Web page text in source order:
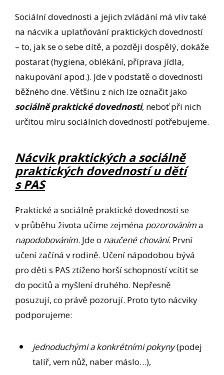
Sociální dovednosti a jejich zvládání má vliv také
na nácvik a uplatňování praktických dovedností
– to, jak se o sebe dítě, a později dospělý, dokáže
postarat (hygiena, oblékání, příprava jídla,
nakupování apod.). Jde v podstatě o dovednosti
běžného dne. Většinu z nich lze označit jako
sociálně praktické dovednosti, neboť při nich
určitou míru sociálních dovedností potřebujeme.
Nácvik praktických a sociálně
praktických dovedností u dětí
s PAS
Praktické a sociálně praktické dovednosti se
v průběhu života učíme zejména pozorováníma
napodobováním. Jde o naučené chování. První
učení začíná v rodině. Učení nápodobou bývá
pro děti s PAS ztíženo horší schopností vcítit se
do pocitů a myšlení druhého. Nepřesně
posuzují, co právě pozorují. Proto tyto nácviky
podporujeme:
jednoduchými a konkrétními pokyny(podej
talíř, vem nůž, naber máslo…),